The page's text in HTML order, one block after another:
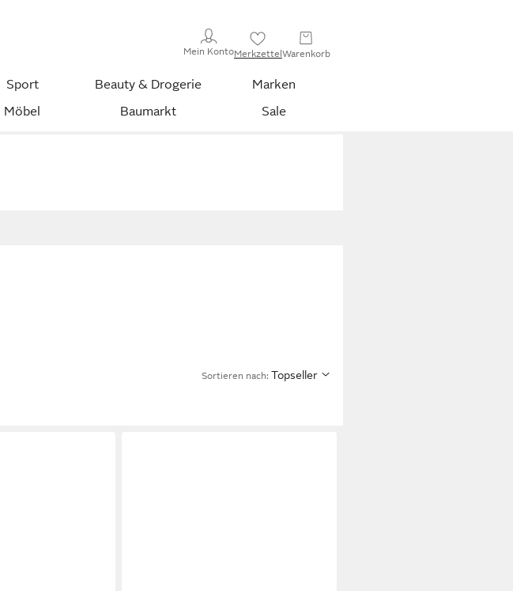
Mein KontoMerkzettelWarenkorb
Sport Beauty & Drogerie
Marken
Möbel Baumarkt Sale
Sortieren nach: Topseller